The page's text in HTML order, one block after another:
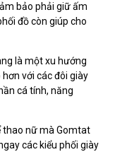
bảo phải giữ ấm
đồ còn giúp cho
là một xu hướng
hơn với các đôi giày
cá tính, năng
thao nữ mà Gomtat
các kiểu phối giày